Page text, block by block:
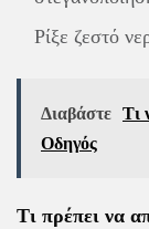
Ρίξε ζεστό
Διαβάστε Τι
Οδηγός
Τι πρέπει να